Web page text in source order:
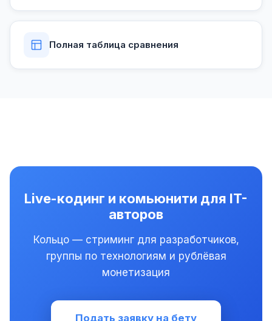
Полная таблица сравнения
Live-кодинг и комьюнити для IT-
авторов
Кольцо — стриминг для разработчиков,
группы по технологиям и рублёвая
монетизация
Подать заявку на бету